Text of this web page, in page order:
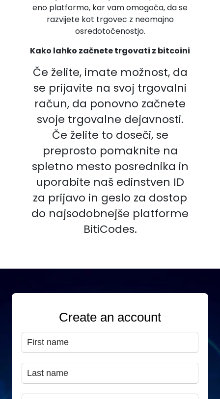
eno platformo, kar vam omogoča, da se
razvijete kot trgovec z neomajno
osredotočenostjo.
Kako lahko začnete trgovati z bitcoini
Če želite, imate možnost, da
se prijavite na svoj trgovalni
račun, da ponovno začnete
svoje trgovalne dejavnosti.
Če želite to doseči, se
preprosto pomaknite na
spletno mesto posrednika in
uporabite naš edinstven ID
za prijavo in geslo za dostop
do najsodobnejše platforme
BitiCodes.